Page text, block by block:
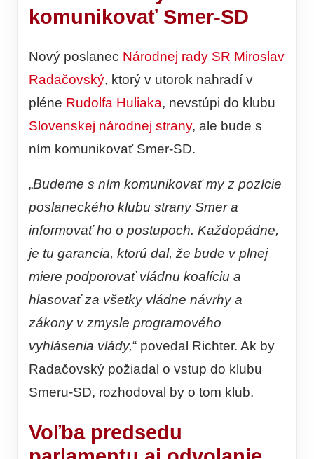
komunikovať Smer-SD
Nový poslanec Národnej rady SR Miroslav
Radačovský, ktorý v utorok nahradí v
pléne Rudolfa Huliaka, nevstúpi do klubu
Slovenskej národnej strany, ale bude s
ním komunikovať Smer-SD.
„Budeme s ním komunikovať my z pozície
poslaneckého klubu strany Smer a
informovať ho o postupoch. Každopádne,
je tu garancia, ktorú dal, že bude v plnej
miere podporovať vládnu koalíciu a
hlasovať za všetky vládne návrhy a
zákony v zmysle programového
vyhlásenia vlády,“ povedal Richter. Ak by
Radačovský požiadal o vstup do klubu
Smeru-SD, rozhodoval by o tom klub.
Voľba predsedu